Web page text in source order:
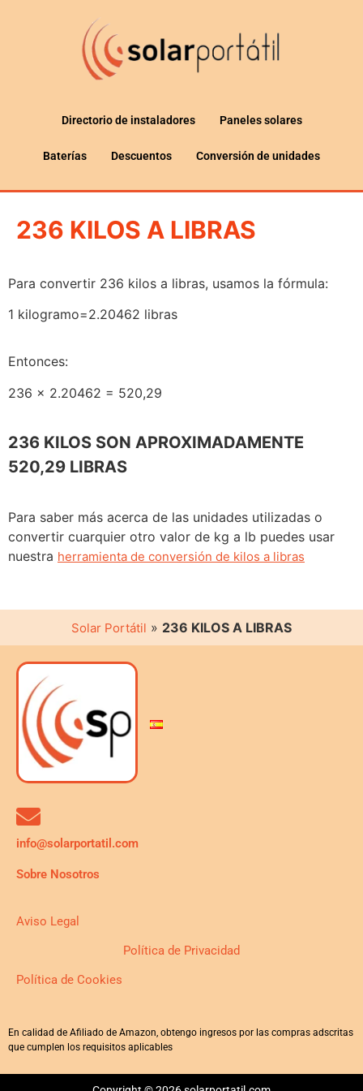
Directorio de instaladores Paneles solares
Baterías Descuentos Conversión de unidades
236 KILOS A LIBRAS
Para convertir 236 kilos a libras, usamos la fórmula:
1 kilogramo=2.20462 libras
Entonces:
236 x 2.20462 = 520,29
236 KILOS SON APROXIMADAMENTE
520,29 LIBRAS
Para saber más acerca de las unidades utilizadas o
convertir cuarquier otro valor de kg a lb puedes usar
nuestra herramienta de conversión de kilos a libras
Solar Portátil » 236 KILOS A LIBRAS
info@solarportatil.com
Sobre Nosotros
Aviso Legal
Política de Privacidad
Política de Cookies
En calidad de Afiliado de Amazon, obtengo ingresos por las compras adscritas
que cumplen los requisitos aplicables